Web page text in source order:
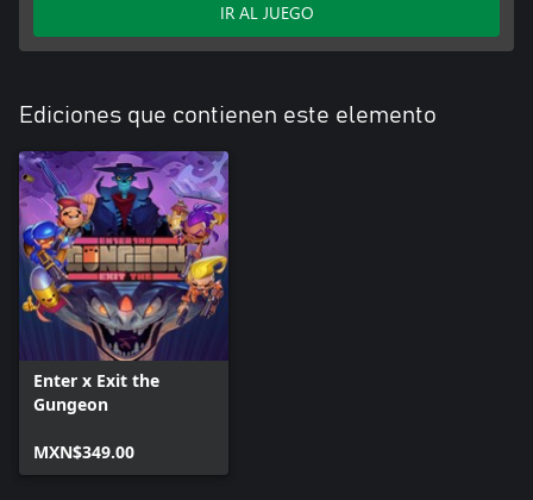
IR AL JUEGO
Ediciones que contienen este elemento
Enter x Exit the
Gungeon
MXN$349.00